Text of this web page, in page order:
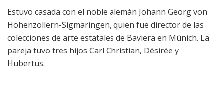
Estuvo casada con el noble alemán Johann Georg von
Hohenzollern-Sigmaringen, quien fue director de las
colecciones de arte estatales de Baviera en Múnich. La
pareja tuvo tres hijos Carl Christian, Désirée y
Hubertus.